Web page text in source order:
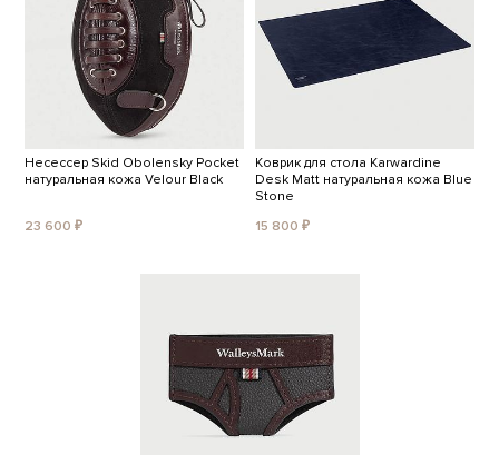
Несессер Skid Obolensky Pocket
натуральная кожа Velour Black
23 600 ₽
Коврик для стола Karwardine
Desk Matt натуральная кожа Blue
Stone
15 800 ₽